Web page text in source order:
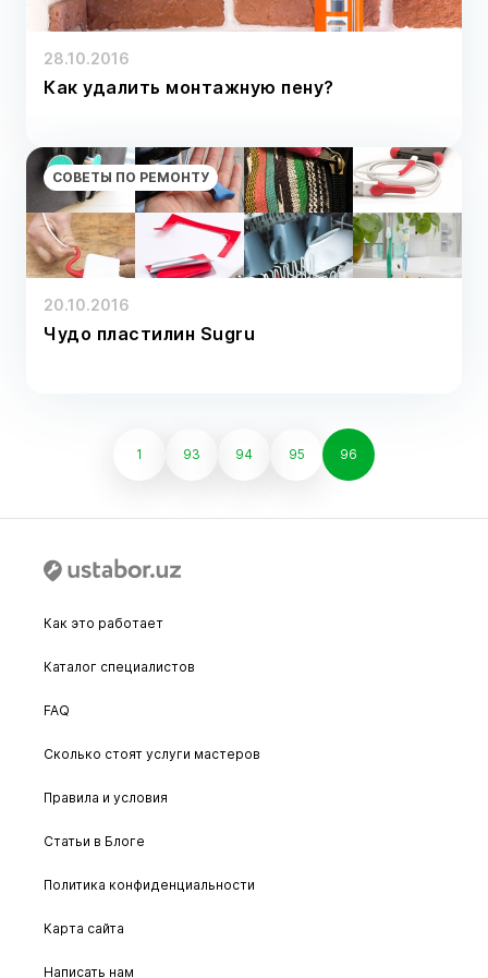
28.10.2016
Как удалить монтажную пену?
СОВЕТЫ ПО РЕМОНТУ
20.10.2016
Чудо пластилин Sugru
1 93 94 95 96
Как это работает
Каталог специалистов
FAQ
Сколько стоят услуги мастеров
Правила и условия
Статьи в Блоге
Политика конфиденциальности
Карта сайта
Написать нам